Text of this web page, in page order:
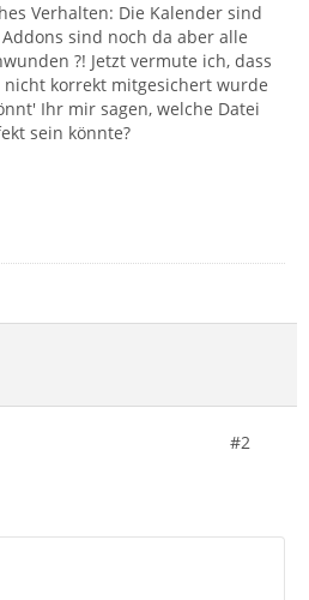
Verhalten: Die Kalender sind
sind noch da aber alle
?! Jetzt vermute ich, dass
korrekt mitgesichert wurde
Ihr mir sagen, welche Datei
sein könnte?
#2